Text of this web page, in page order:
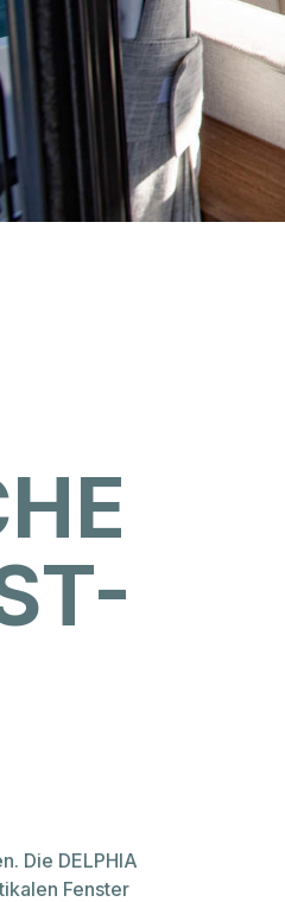
Die DELPHIA
Fenster